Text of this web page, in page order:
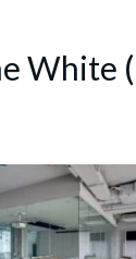
White